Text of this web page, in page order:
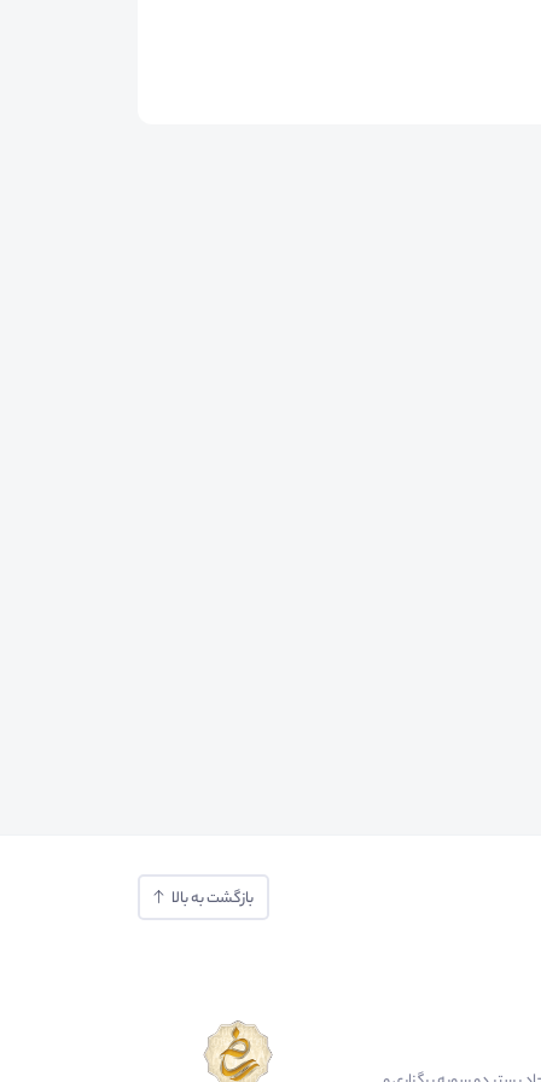
بازگشت به بالا